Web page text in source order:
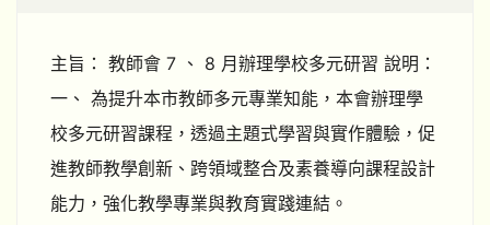
主旨： 教師會 7 、 8 月辦理學校多元研習 說明：
一、 為提升本市教師多元專業知能，本會辦理學
校多元研習課程，透過主題式學習與實作體驗，促
進教師教學創新、跨領域整合及素養導向課程設計
能力，強化教學專業與教育實踐連結。